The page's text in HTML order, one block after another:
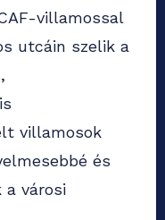
villamossal
utcáin szelik a
villamosok
és
a városi